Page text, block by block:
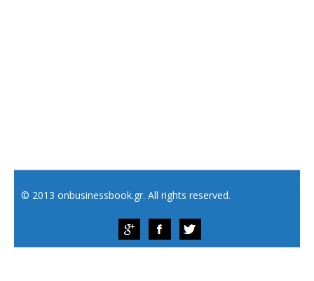
© 2013 onbusinessbook.gr. All rights reserved.